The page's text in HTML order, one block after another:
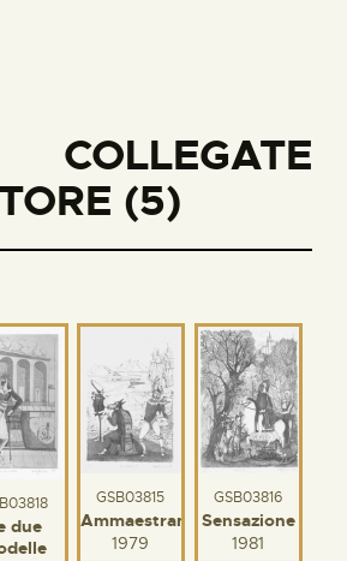
COLLEGATE
(5)
due
GSB03815
Ammaestramento
1979
GSB03816
Sensazione
1981